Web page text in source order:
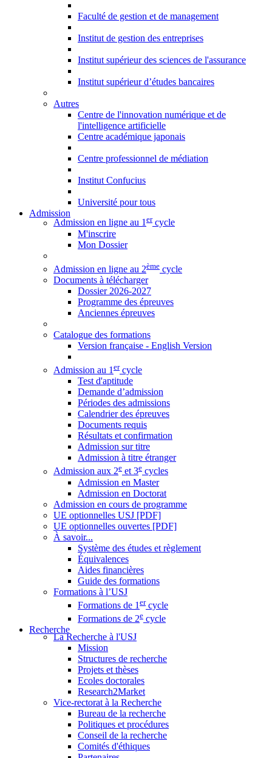
Faculté de gestion et de management
Institut de gestion des entreprises
Institut supérieur des sciences de l'assurance
Institut supérieur d’études bancaires
Autres
Centre de l'innovation numérique et de
l'intelligence artificielle
Centre académique japonais
Centre professionnel de médiation
Institut Confucius
Université pour tous
Admission
Admission en ligne au 1ercycle
M'inscrire
Mon Dossier
Admission en ligne au 2ème cycle
Documents à télécharger
Dossier 2026-2027
Programme des épreuves
Anciennes épreuves
Catalogue des formations
Version française - English Version
Admission au 1 ercycle
Test d'aptitude
Demande d’admission
Périodes des admissions
Calendrier des épreuves
Documents requis
Résultats et confirmation
Admission sur titre
Admission à titre étranger
Admission aux 2e et 3e cycles
Admission en Master
Admission en Doctorat
Admission en cours de programme
UE optionnelles USJ [PDF]
UE optionnelles ouvertes [PDF]
À savoir...
Système des études et règlement
Équivalences
Aides financières
Guide des formations
Formations à l’USJ
Formations de 1 ercycle
Formations de 2e cycle
Recherche
La Recherche à l'USJ
Mission
Structures de recherche
Projets et thèses
Ecoles doctorales
Research2Market
Vice-rectorat à la Recherche
Bureau de la recherche
Politiques et procédures
Conseil de la recherche
Comités d'éthiques